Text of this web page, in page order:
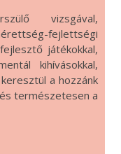
vizsgával,
fejlettségi
játékokkal,
kihívásokkal,
a hozzánk
természetesen a